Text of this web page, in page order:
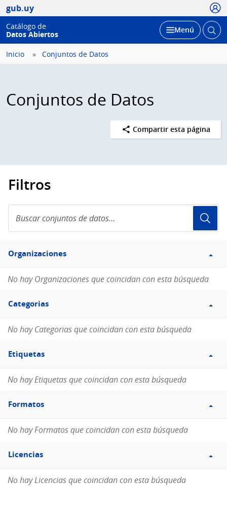
gub.uy
Catálogo de
Datos Abiertos
Desplegar
Menú Abrir
Inicio Conjuntos de Datos
Conjuntos de Datos
Compartir esta página
Filtros
conjuntos
de
Filtro
Organizaciones
Organizaciones
No hay Organizaciones que coincidan con esta búsqueda
Filtro
Categorias
Categorias
No hay Categorias que coincidan con esta búsqueda
Filtro
Etiquetas
Etiquetas
No hay Etiquetas que coincidan con esta búsqueda
Filtro
Formatos
Formatos
No hay Formatos que coincidan con esta búsqueda
Filtro
Licencias
Licencias
No hay Licencias que coincidan con esta búsqueda